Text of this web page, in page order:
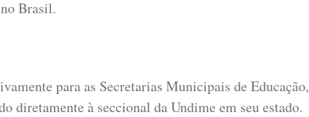
Brasil.
para as Secretarias Municipais de Educação,
diretamente à seccional da Undime em seu estado.